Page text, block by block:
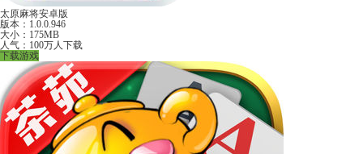
太原麻将安卓版
版本：1.0.0.946
大小：175MB
人气：100万人下载
下载游戏